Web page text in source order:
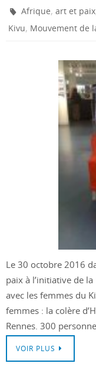
Afrique,art et paix
Kivu, Mouvement de
Le 30 octobre 2016
paix à l’initiative de
avec les femmes du
femmes : la colère
Rennes. 300
VOIR PLUS